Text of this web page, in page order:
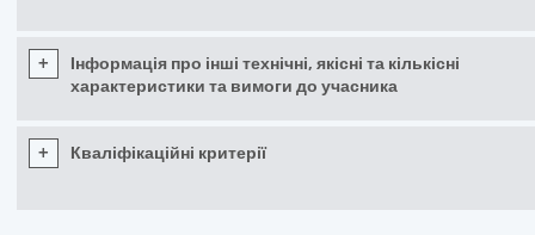
+
Інформація про інші технічні, якісні та кількісні
характеристики та вимоги до учасника
+ Кваліфікаційні критерії